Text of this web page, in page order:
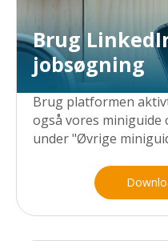
Brug
jobsøgning
Brug platformen
også vores miniguide
under "Øvrige